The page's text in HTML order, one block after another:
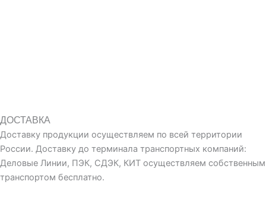
ДОСТАВКА
Доставку продукции осуществляем по всей территории
России. Доставку до терминала транспортных компаний:
Деловые Линии, ПЭК, СДЭК, КИТ осуществляем собственным
транспортом бесплатно.